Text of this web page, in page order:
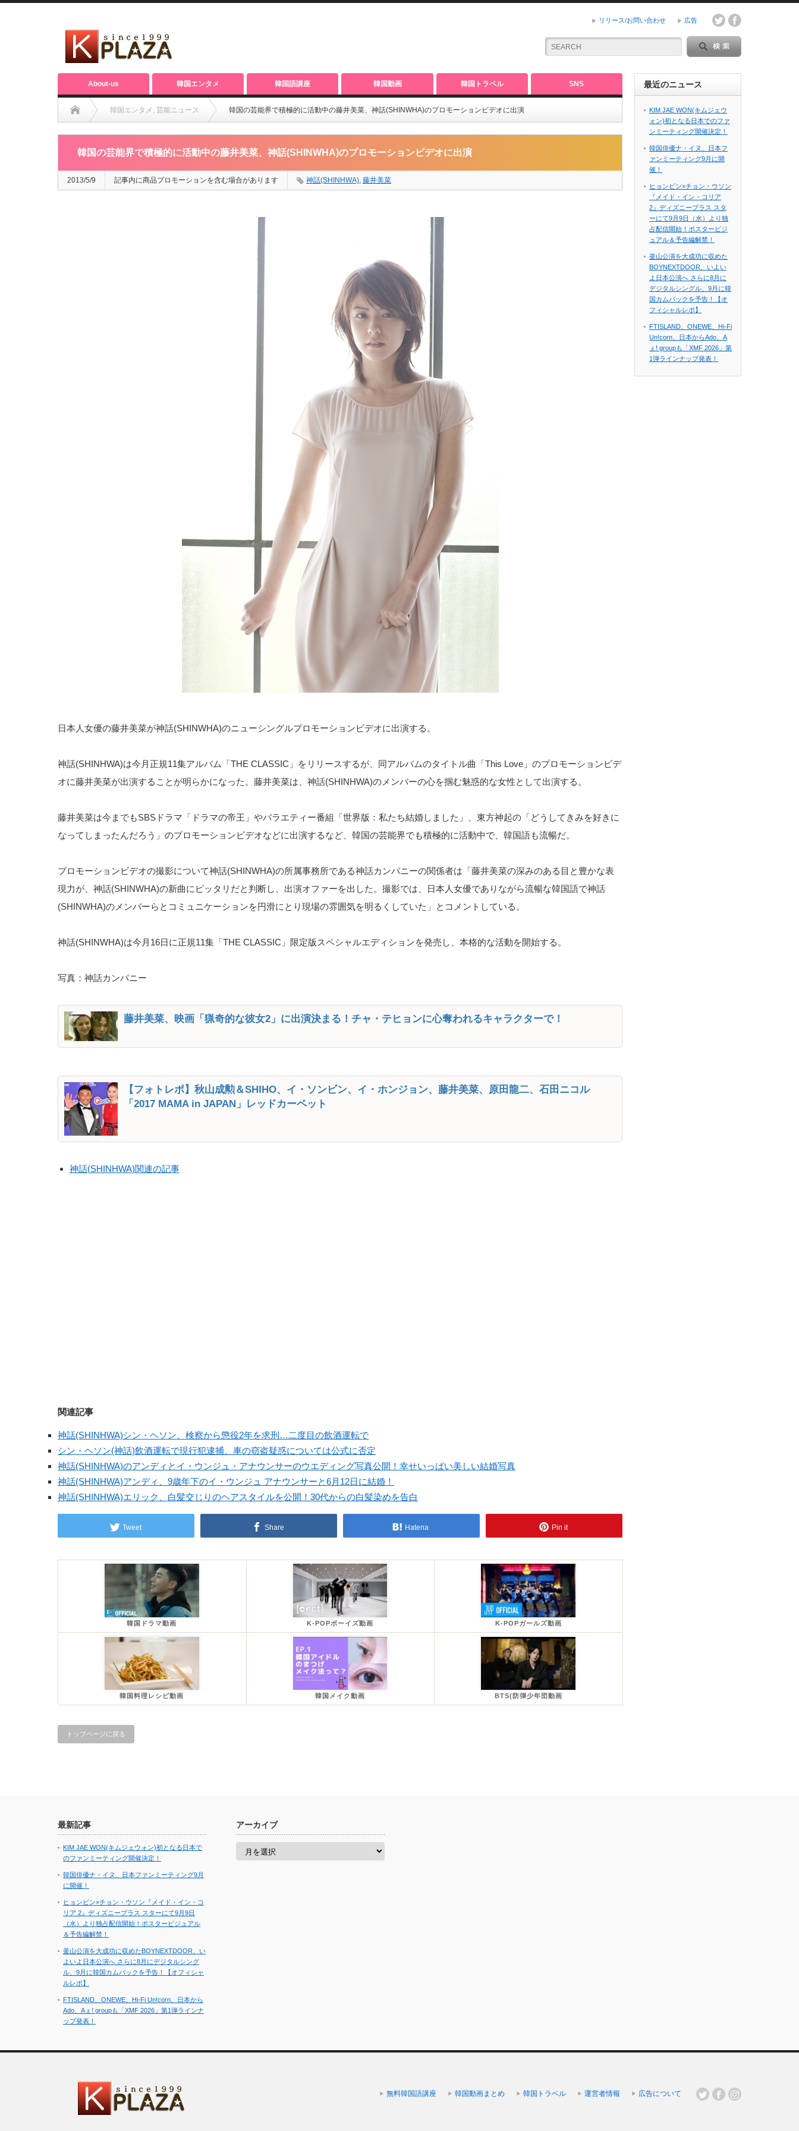
リリース/お問い合わせ 広告
About-us 韓国エンタメ 韓国語講座 韓国動画 韓国トラベル SNS
韓国エンタメ , 芸能ニュース 韓国の芸能界で積極的に活動中の藤井美菜、神話(SHINWHA)のプロモーションビデオに出演
韓国の芸能界で積極的に活動中の藤井美菜、神話(SHINWHA)のプロモーションビデオに出演
2013/5/9 記事内に商品プロモーションを含む場合があります 神話(SHINHWA), 藤井美菜
日本人女優の藤井美菜が神話(SHINWHA)のニューシングルプロモーションビデオに出演する。
神話(SHINHWA)は今月正規11集アルバム「THE CLASSIC」をリリースするが、同アルバムのタイトル曲「This Love」のプロモーションビデ
オに藤井美菜が出演することが明らかになった。藤井美菜は、神話(SHINHWA)のメンバーの心を掴む魅惑的な女性として出演する。
藤井美菜は今までもSBSドラマ「ドラマの帝王」やバラエティー番組「世界版：私たち結婚しました」、東方神起の「どうしてきみを好きに
なってしまったんだろう」のプロモーションビデオなどに出演するなど、韓国の芸能界でも積極的に活動中で、韓国語も流暢だ。
プロモーションビデオの撮影について神話(SHINWHA)の所属事務所である神話カンパニーの関係者は「藤井美菜の深みのある目と豊かな表
現力が、神話(SHINWHA)の新曲にピッタリだと判断し、出演オファーを出した。撮影では、日本人女優でありながら流暢な韓国語で神話
(SHINWHA)のメンバーらとコミュニケーションを円滑にとり現場の雰囲気を明るくしていた」とコメントしている。
神話(SHINWHA)は今月16日に正規11集「THE CLASSIC」限定版スペシャルエディションを発売し、本格的な活動を開始する。
写真：神話カンパニー
藤井美菜、映画「猟奇的な彼女2」に出演決まる！チャ・テヒョンに心奪われるキャラクターで！
【フォトレポ】秋山成勲＆SHIHO、イ・ソンビン、イ・ホンジョン、藤井美菜、原田龍二、石田ニコル
「2017 MAMA in JAPAN」レッドカーペット
神話(SHINHWA)関連の記事
関連記事
神話(SHINHWA)シン・ヘソン、検察から懲役2年を求刑…二度目の飲酒運転で
シン・ヘソン(神話)飲酒運転で現行犯逮捕、車の窃盗疑惑については公式に否定
神話(SHINHWA)のアンディとイ・ウンジュ・アナウンサーのウエディング写真公開！幸せいっぱい美しい結婚写真
神話(SHINHWA)アンディ、9歳年下のイ・ウンジュ アナウンサーと6月12日に結婚！
神話(SHINHWA)エリック、白髪交じりのヘアスタイルを公開！30代からの白髪染めを告白
Tweet Share Hatena Pin it
韓国ドラマ動画 K-POPボーイズ動画 K-POPガールズ動画
韓国料理レシピ動画 韓国メイク動画 BTS(防弾少年団動画
トップページに戻る
最近のニュース
KIM JAE WON(キムジェウ
ォン)初となる日本でのファ
ンミーティング開催決定！
韓国俳優ナ・イヌ、日本フ
ァンミーティング9月に開
催！
ヒョンビン×チョン・ウソン
『メイド・イン・コリア
2』ディズニープラス スタ
ーにて9月9日（水）より独
占配信開始！ポスタービジ
ュアル＆予告編解禁！
釜山公演を大成功に収めた
BOYNEXTDOOR、いよい
よ日本公演へ さらに8月に
デジタルシングル、9月に韓
国カムバックを予告！【オ
フィシャルレポ】
FTISLAND、ONEWE、Hi-Fi
Un!corn、日本からAdo、A
ぇ! groupも「XMF 2026」第
1弾ラインナップ発表！
最新記事
KIM JAE WON(キムジェウォン)初となる日本で
のファンミーティング開催決定！
韓国俳優ナ・イヌ、日本ファンミーティング9月
に開催！
ヒョンビン×チョン・ウソン『メイド・イン・コ
リア 2』ディズニープラス スターにて9月9日
（水）より独占配信開始！ポスタービジュアル
＆予告編解禁！
釜山公演を大成功に収めたBOYNEXTDOOR、い
よいよ日本公演へ さらに8月にデジタルシング
ル、9月に韓国カムバックを予告！【オフィシャ
ルレポ】
FTISLAND、ONEWE、Hi-Fi Un!corn、日本から
Ado、Aぇ! groupも「XMF 2026」第1弾ラインナ
ップ発表！
アーカイブ
無料韓国語講座 韓国動画まとめ 韓国トラベル 運営者情報 広告について